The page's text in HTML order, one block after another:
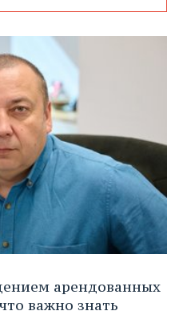
арендованных
важно знать